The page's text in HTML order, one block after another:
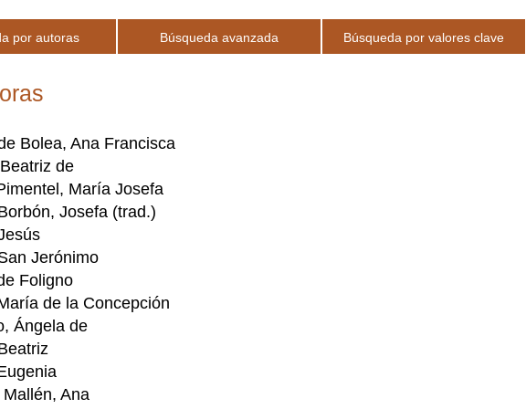
por autoras Búsqueda avanzada Búsqueda por valores clave
Bolea, Ana Francisca
de
María Josefa
Josefa (trad.)
Jerónimo
Foligno
de la Concepción
Ángela de
Ana